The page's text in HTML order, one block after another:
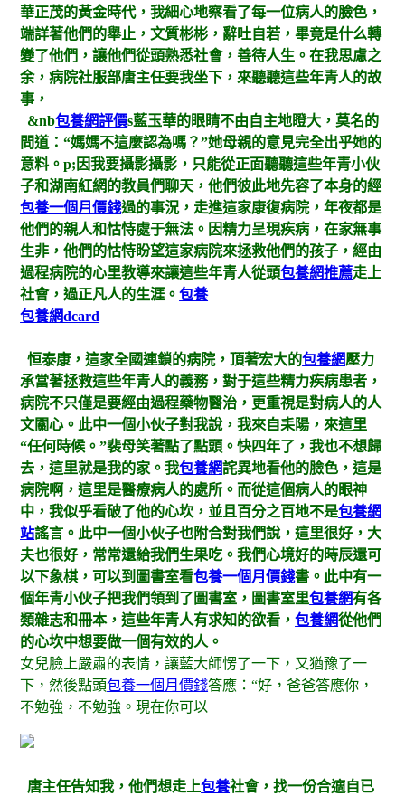
華正茂的黃金時代，我細心地察看了每一位病人的臉色，
端詳著他們的舉止，文質彬彬，辭吐自若，畢竟是什么轉
變了他們，讓他們從頭熟悉社會，善待人生。在我思慮之
余，病院社服部唐主任要我坐下，來聽聽這些年青人的故
事，
&nb包養網評價s藍玉華的眼睛不由自主地瞪大，莫名的
問道：“媽媽不這麼認為嗎？”她母親的意見完全出乎她的
意料。p;因我要攝影攝影，只能從正面聽聽這些年青小伙
子和湖南紅網的教員們聊天，他們彼此地先容了本身的經
包養一個月價錢過的事況，走進這家康復病院，年夜都是
他們的親人和怙恃處于無法。因精力呈現疾病，在家無事
生非，他們的怙恃盼望這家病院來拯救他們的孩子，經由
過程病院的心里教導來讓這些年青人從頭包養網推薦走上
社會，過正凡人的生涯。包養
包養網dcard
恒泰康，這家全國連鎖的病院，頂著宏大的包養網壓力
承當著拯救這些年青人的義務，對于這些精力疾病患者，
病院不只僅是要經由過程藥物醫治，更重視是對病人的人
文關心。此中一個小伙子對我說，我來自耒陽，來這里
“任何時候。”裴母笑著點了點頭。快四年了，我也不想歸
去，這里就是我的家。我包養網詫異地看他的臉色，這是
病院啊，這里是醫療病人的處所。而從這個病人的眼神
中，我似乎看破了他的心坎，並且百分之百地不是包養網
站謠言。此中一個小伙子也附合對我們說，這里很好，大
夫也很好，常常還給我們生果吃。我們心境好的時辰還可
以下象棋，可以到圖書室看包養一個月價錢書。此中有一
個年青小伙子把我們領到了圖書室，圖書室里包養網有各
類雜志和冊本，這些年青人有求知的欲看，包養網從他們
的心坎中想要做一個有效的人。
女兒臉上嚴肅的表情，讓藍大師愣了一下，又猶豫了一
下，然後點頭包養一個月價錢答應：“好，爸爸答應你，
不勉強，不勉強。現在你可以
唐主任告知我，他們想走上包養社會，找一份合適自已